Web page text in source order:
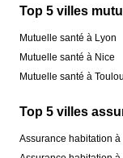
Top 5 villes
Mutuelle santé à Lyon
Mutuelle santé à Nice
Mutuelle santé à
Top 5 villes
Assurance habitation à